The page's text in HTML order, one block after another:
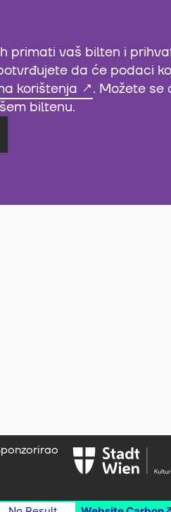
primati vaš bilten i
da će podaci
korištenja
. Možete
biltenu.